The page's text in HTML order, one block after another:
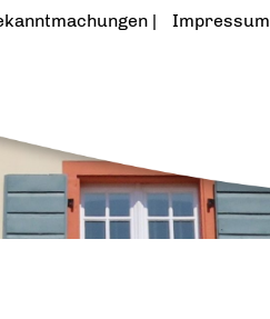
Impressum